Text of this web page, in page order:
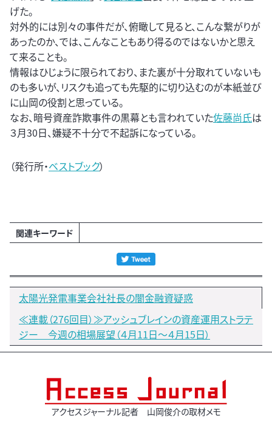
げた。
対外的には別々の事件だが、俯瞰して見ると、こんな繋がりが
あったのか、では、こんなこともあり得るのではないかと思え
て来ることも。
情報はひじょうに限られており、また裏が十分取れていないも
のも多いが、リスクも追っても先駆的に切り込むのが本紙並び
に山岡の役割と思っている。
なお、暗号資産詐欺事件の黒幕とも言われていた佐藤尚氏は
３月30日、嫌疑不十分で不起訴になっている。
（発行所・ベストブック）
関連キーワード
太陽光発電事業会社社長の闇金融資疑惑
≪連載（276回目）≫アッシュブレインの資産運用ストラテ
ジー 今週の相場展望（４月11日～４月15日）
アクセスジャーナル記者 山岡俊介の取材メモ